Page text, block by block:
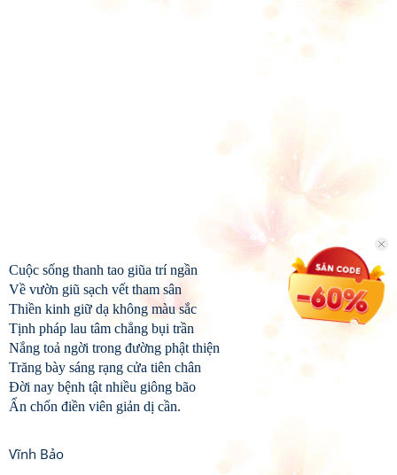
Cuộc sống thanh tao giũa trí ngần
Về vườn giũ sạch vết tham sân
Thiền kinh giữ dạ không màu sắc
Tịnh pháp lau tâm chẳng bụi trần
Nắng toả ngời trong đường phật thiện
Trăng bày sáng rạng cửa tiên chân
Đời nay bệnh tật nhiều giông bão
Ẩn chốn điền viên giản dị cần.
Vĩnh Bảo